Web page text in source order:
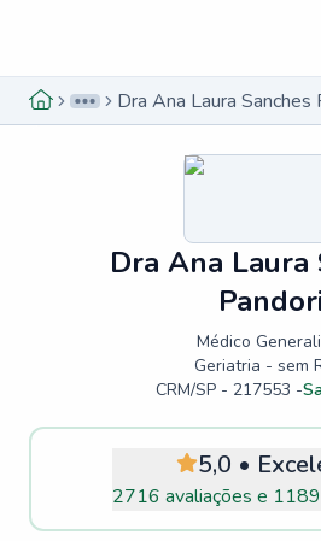
Dra Ana Laura
Pandori
Médico
Geriatria - sem
CRM/SP - 217553 -
5,0 •
2716 avaliações e